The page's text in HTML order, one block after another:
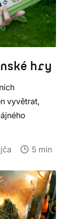
hry
vyvětrat,
5 min